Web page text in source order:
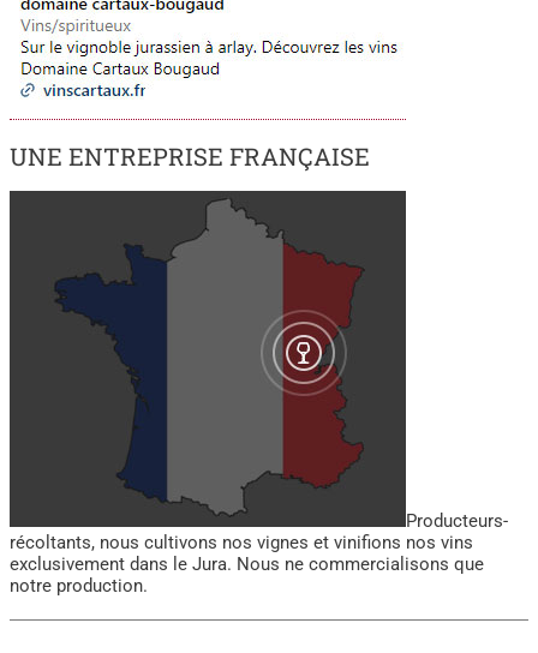
UNE ENTREPRISE FRANÇAISE
Producteurs-
récoltants, nous cultivons nos vignes et vinifions nos vins
exclusivement dans le Jura. Nous ne commercialisons que
notre production.